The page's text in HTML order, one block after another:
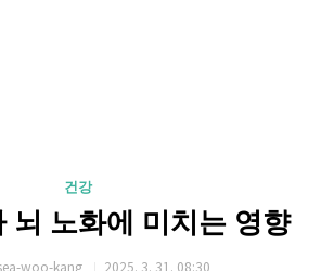
건강
뇌 노화에 미치는 영향